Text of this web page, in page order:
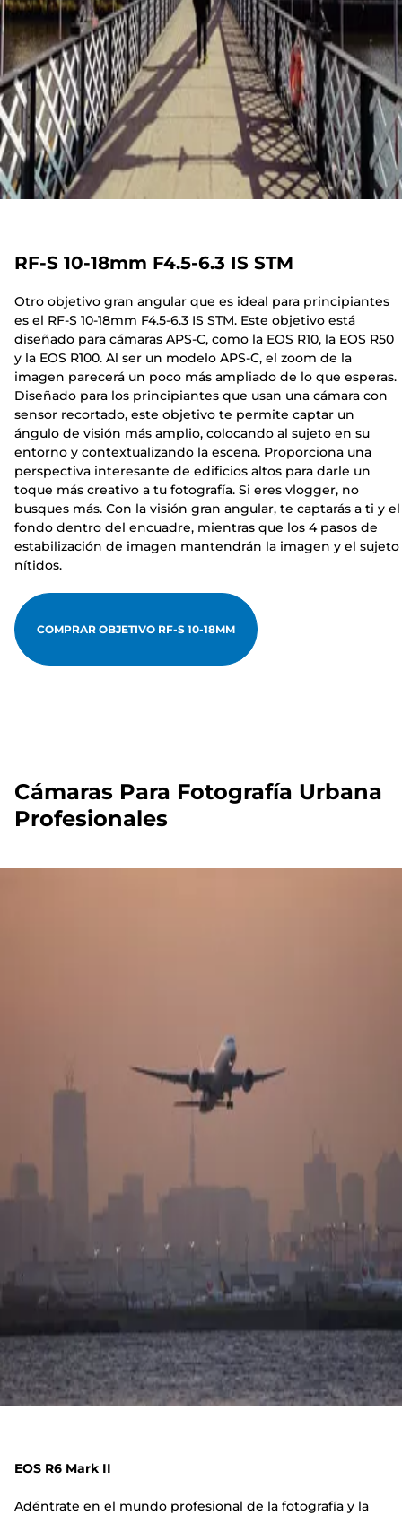
RF-S 10-18mm F4.5-6.3 IS STM
Otro objetivo gran angular que es ideal para principiantes
es el RF-S 10-18mm F4.5-6.3 IS STM. Este objetivo está
diseñado para cámaras APS-C, como la EOS R10, la EOS R50
y la EOS R100. Al ser un modelo APS-C, el zoom de la
imagen parecerá un poco más ampliado de lo que esperas.
Diseñado para los principiantes que usan una cámara con
sensor recortado, este objetivo te permite captar un
ángulo de visión más amplio, colocando al sujeto en su
entorno y contextualizando la escena. Proporciona una
perspectiva interesante de edificios altos para darle un
toque más creativo a tu fotografía. Si eres vlogger, no
busques más. Con la visión gran angular, te captarás a ti y el
fondo dentro del encuadre, mientras que los 4 pasos de
estabilización de imagen mantendrán la imagen y el sujeto
nítidos.
COMPRAR OBJETIVO RF-S 10-18MM
Cámaras Para Fotografía Urbana
Profesionales
EOS R6 Mark II
Adéntrate en el mundo profesional de la fotografía y la